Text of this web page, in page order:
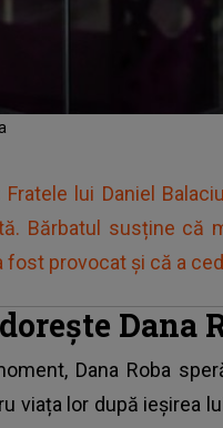
Fratele lui Daniel
Bărbatul susține că
fost provocat și că a
Dana
Dana Roba
viața lor după ieșirea